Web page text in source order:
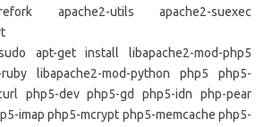
prefork apache2-utils apache2-suexec
apt-get install libapache2-mod-php5
ruby libapache2-mod-python php5 php5-
php5-dev php5-gd php5-idn php-pear
imap php5-mcrypt php5-memcache php5-